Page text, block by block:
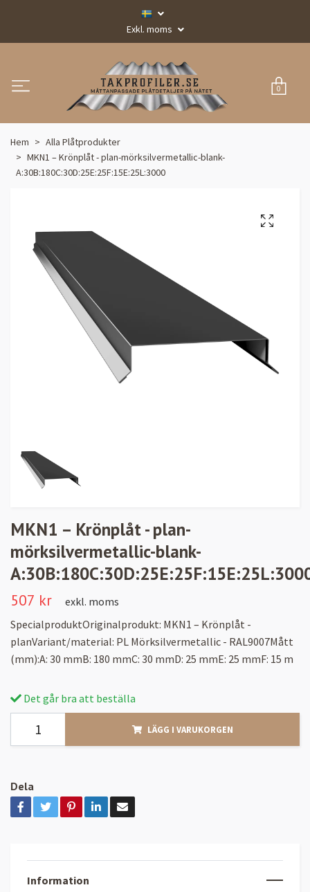
Exkl. moms
0
Hem
Alla Plåtprodukter
MKN1 – Krönplåt - plan-mörksilvermetallic-blank-
A:30B:180C:30D:25E:25F:15E:25L:3000
MKN1 – Krönplåt - plan-
mörksilvermetallic-blank-
507 kr
exkl. moms
SpecialproduktOriginalprodukt: MKN1 – Krönplåt -
planVariant/material: PL Mörksilvermetallic - RAL9007Mått
(mm):A: 30 mmB: 180 mmC: 30 mmD: 25 mmE: 25 mmF: 15 m
Det går bra att beställa
LÄGG I VARUKORGEN
Dela
Information